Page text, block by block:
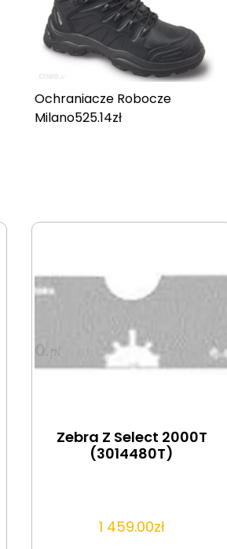
Ochraniacze Robocze
Milano525.14zł
Zebra Z Select 2000T
(3014480T)
1 459.00zł